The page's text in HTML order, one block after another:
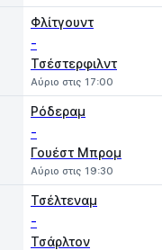
Φλίτγουντ
-
Τσέστερφιλντ
Αύριο στις 17:00
Ρόδεραμ
-
Γουέστ Μπρομ
Αύριο στις 19:30
Τσέλτεναμ
-
Τσάρλτον